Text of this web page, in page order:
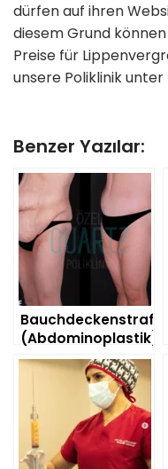
dürfen auf ihren
diesem Grund
Preise für
unsere Poliklinik unter
Benzer Yazılar:
(Abdominoplastik)